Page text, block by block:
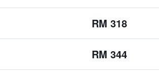
RM 318
RM 344